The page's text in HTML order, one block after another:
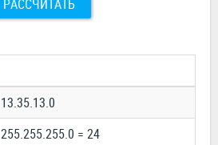
РАССЧИТАТЬ
13.35.13.0
255.255.255.0 = 24